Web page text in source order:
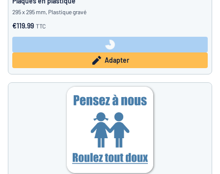
295 x 295 mm, Plastique gravé
€119.99 TTC
Adapter